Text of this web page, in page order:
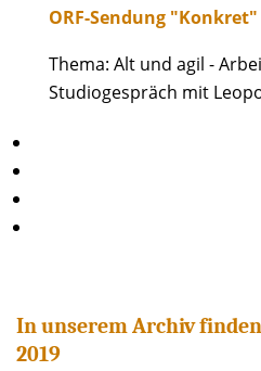
ORF-Sendung "Konkret"
Thema: Alt und agil -
Studiogespräch mit
In unserem Archiv
2019